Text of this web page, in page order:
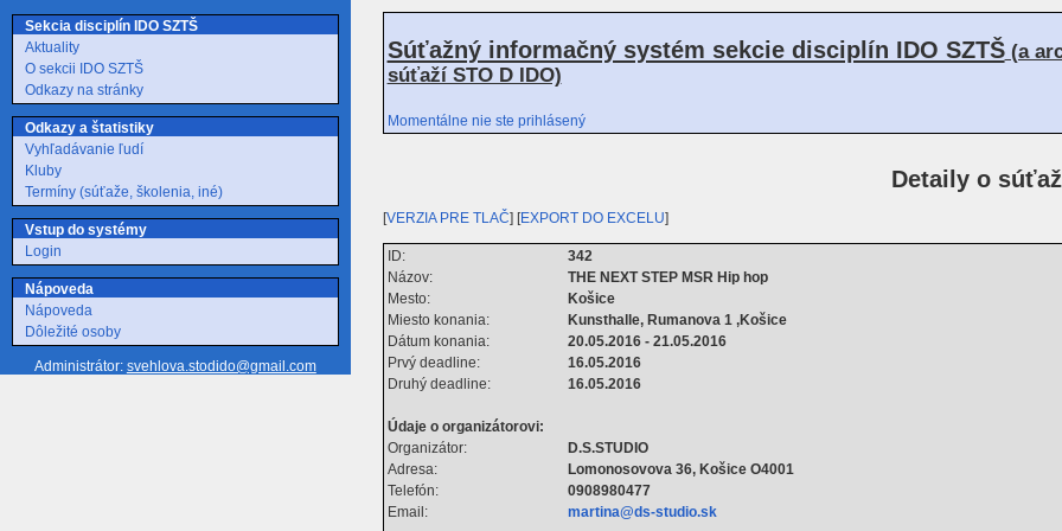
Sekcia disciplín IDO SZTŠ
Aktuality
O sekcii IDO SZTŠ
Odkazy na stránky
Odkazy a štatistiky
Vyhľadávanie ľudí
Kluby
Termíny (súťaže, školenia, iné)
Vstup do systémy
Login
Nápoveda
Nápoveda
Dôležité osoby
Administrátor: svehlova.stodido@gmail.com
Súťažný informačný systém sekcie disciplín IDO SZTŠ(a
súťaží STO D IDO)
Momentálne nie ste prihlásený
Detaily o
[VERZIA PRE TLAČ] [EXPORT DO EXCELU]
ID:
342
Názov:
THE NEXT STEP MSR Hip hop
Mesto:
Košice
Miesto konania:
Kunsthalle, Rumanova 1 ,Košice
Dátum konania:
20.05.2016 - 21.05.2016
Prvý deadline:
16.05.2016
Druhý deadline:
16.05.2016
Údaje o organizátorovi:
Organizátor:
D.S.STUDIO
Adresa:
Lomonosovova 36, Košice O4001
Telefón:
0908980477
Email:
martina@ds-studio.sk